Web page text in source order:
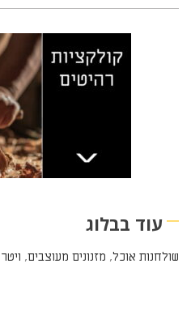
עוד בבלוג
שולחנות אוכל, מזנונים מעוצבים,